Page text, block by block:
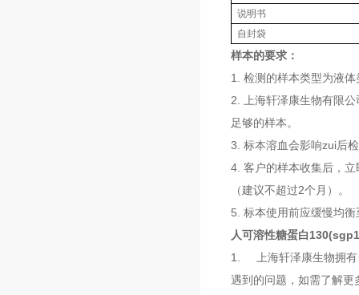
说明书
自封袋
样本的要求：
1. 检测的样本类型为液
2. 上海轩泽康生物有限
足够的样本。
3. 标本溶血会影响zui后
4. 客户的样本收集后，
（建议不超过2个月）。
5. 标本使用前应缓慢均
人可溶性糖蛋白
1. 上海轩泽康生物拥有
遇到的问题，如需了解